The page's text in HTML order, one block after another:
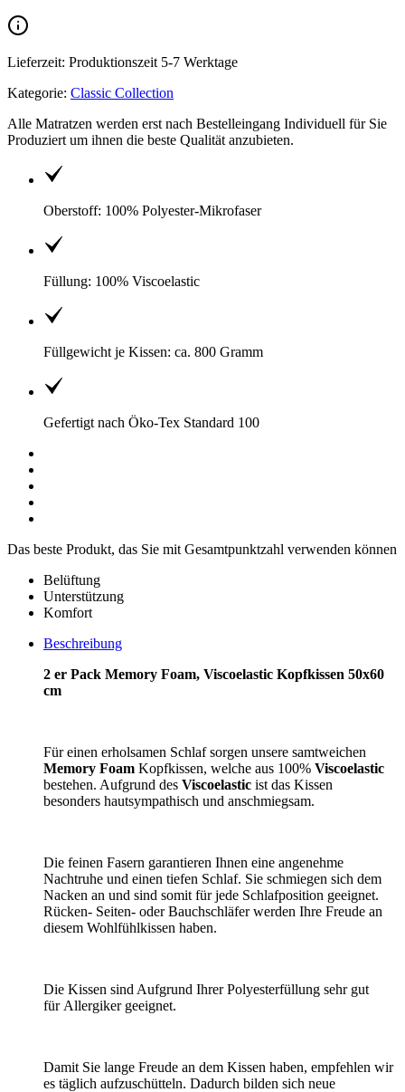
Lieferzeit: Produktionszeit 5-7 Werktage
Kategorie: Classic Collection
Alle Matratzen werden erst nach Bestelleingang Individuell für Sie
Produziert um ihnen die beste Qualität anzubieten.
Oberstoff: 100% Polyester-Mikrofaser
Füllung: 100% Viscoelastic
Füllgewicht je Kissen: ca. 800 Gramm
Gefertigt nach Öko-Tex Standard 100
Das beste Produkt, das Sie mit Gesamtpunktzahl verwenden können
Belüftung
Unterstützung
Komfort
Beschreibung
2 er Pack Memory Foam, Viscoelastic Kopfkissen 50x60
cm
Für einen erholsamen Schlaf sorgen unsere samtweichen
Memory Foam Kopfkissen, welche aus 100% Viscoelastic
bestehen. Aufgrund des Viscoelastic ist das Kissen
besonders hautsympathisch und anschmiegsam.
Die feinen Fasern garantieren Ihnen eine angenehme
Nachtruhe und einen tiefen Schlaf. Sie schmiegen sich dem
Nacken an und sind somit für jede Schlafposition geeignet.
Rücken- Seiten- oder Bauchschläfer werden Ihre Freude an
diesem Wohlfühlkissen haben.
Die Kissen sind Aufgrund Ihrer Polyesterfüllung sehr gut
für Allergiker geeignet.
Damit Sie lange Freude an dem Kissen haben, empfehlen wir
es täglich aufzuschütteln. Dadurch bilden sich neue